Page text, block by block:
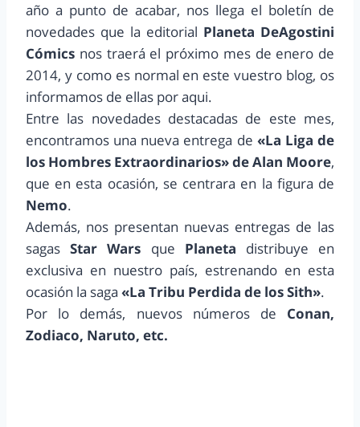
año a punto de acabar, nos llega el boletín de
novedades que la editorial Planeta DeAgostini
Cómics nos traerá el próximo mes de enero de
2014, y como es normal en este vuestro blog, os
informamos de ellas por aqui.
Entre las novedades destacadas de este mes,
encontramos una nueva entrega de «La Liga de
los Hombres Extraordinarios» de Alan Moore,
que en esta ocasión, se centrara en la figura de
Nemo.
Además, nos presentan nuevas entregas de las
sagasStar Wars que Planeta distribuye en
exclusiva en nuestro país, estrenando en esta
ocasión la saga «La Tribu Perdida de los Sith».
Por lo demás, nuevos números de Conan,
Zodiaco, Naruto, etc.